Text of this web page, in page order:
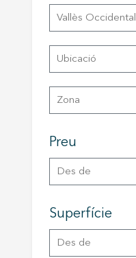
Vallès Occidental
Ubicació
Zona
Preu
Des de
Superfície
Des de